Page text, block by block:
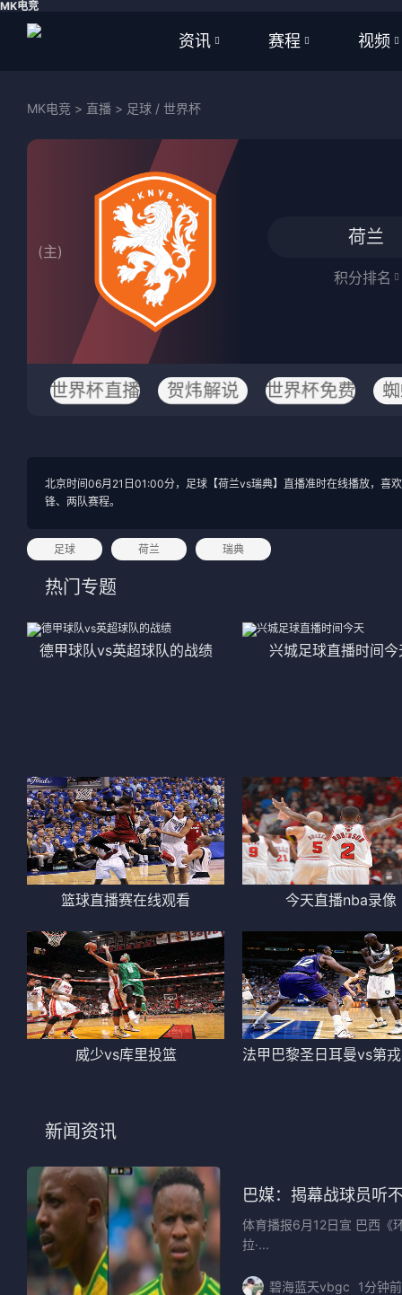
MK电竞
资讯
体育
英超
西甲
德甲
NBA
赛程
西甲
视频
MK电竞 > 直播 > 足球 / 世界杯
(主)
荷兰
积分排名
世界杯直播 贺炜解说 世界杯免费
北京时间06月21日01:00分，足球【荷兰vs瑞典】直播准时在线播放，喜
锋、两队赛程。
足球 荷兰 瑞典
热门专题
德甲球队vs英超球队的战绩 兴城足球直播时间今
篮球直播赛在线观看 今天直播nba录像
威少vs库里投篮
新闻资讯
巴媒：揭幕战球员听
体育播报6月12日宣 巴西《
拉·...
碧海蓝天vbgc 1分钟前